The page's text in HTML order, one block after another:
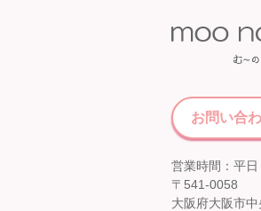
お問い合
営業時間：平
〒541-0058
大阪府大阪市